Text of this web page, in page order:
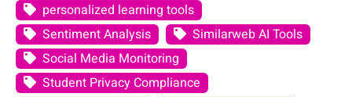
personalized learning tools
Sentiment Analysis
Similarweb AI Tools
Social Media Monitoring
Student Privacy Compliance